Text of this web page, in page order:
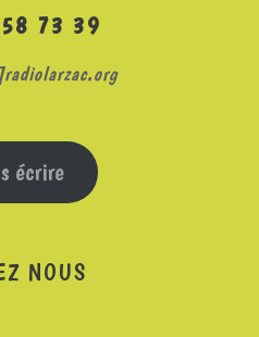
73 39
écrire
NOUS